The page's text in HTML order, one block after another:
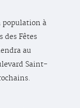
population à
des Fêtes
au
Saint-